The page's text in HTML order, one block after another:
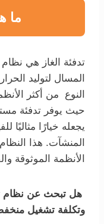
ما
تدفئة الغاز هي نظام
المسال لتوليد
النوع من أكثر
حيث يوفر تدفئة
يجعله خيارًا مثاليًا
المنشآت. هذا
الأنظمة الموثوقة
هل تبحث عن نظام
وتكلفة تشغيل